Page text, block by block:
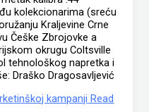
kolekcionarima (sreću
Kraljevine Crne
Češke Zbrojovke a
okrugu Coltsville
tehnološkog napretka i
Draško Dragosavljević
kampanji Read